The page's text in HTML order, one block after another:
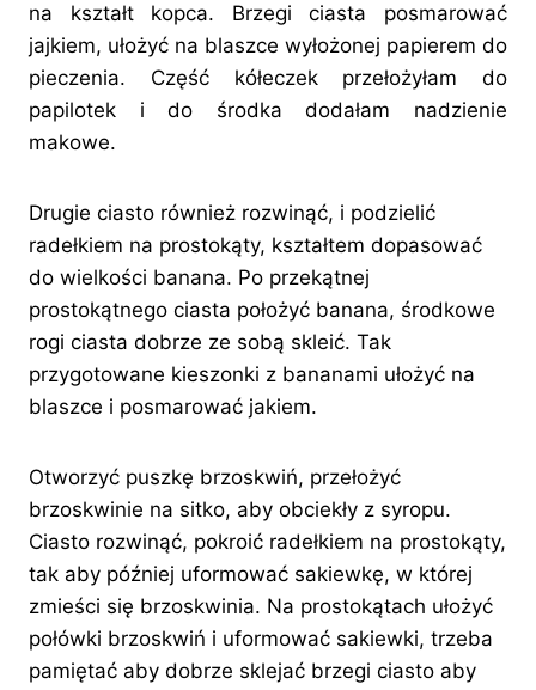
na kształt kopca. Brzegi ciasta posmarować
jajkiem, ułożyć na blaszce wyłożonej papierem do
pieczenia. Część kółeczek przełożyłam do
papilotek i do środka dodałam nadzienie
makowe.
Drugie ciasto również rozwinąć, i podzielić
radełkiem na prostokąty, kształtem dopasować
do wielkości banana. Po przekątnej
prostokątnego ciasta położyć banana, środkowe
rogi ciasta dobrze ze sobą skleić. Tak
przygotowane kieszonki z bananami ułożyć na
blaszce i posmarować jakiem.
Otworzyć puszkę brzoskwiń, przełożyć
brzoskwinie na sitko, aby obciekły z syropu.
Ciasto rozwinąć, pokroić radełkiem na prostokąty,
tak aby później uformować sakiewkę, w której
zmieści się brzoskwinia. Na prostokątach ułożyć
połówki brzoskwiń i uformować sakiewki, trzeba
pamiętać aby dobrze sklejać brzegi ciasto aby